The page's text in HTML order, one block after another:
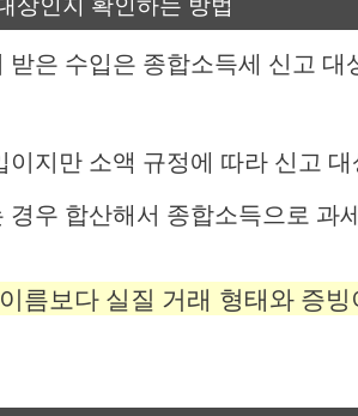
은 수입은 종합소득세 신고 대
이지만 소액 규정에 따라 신고
경우 합산해서 종합소득으로 과
름보다 실질 거래 형태와 증